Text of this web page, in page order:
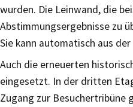
wurden. Die Leinwand, die
Abstimmungsergebnisse zu
Sie kann automatisch aus
Auch die erneuerten
eingesetzt. In der dritten
Zugang zur Besuchertribüne